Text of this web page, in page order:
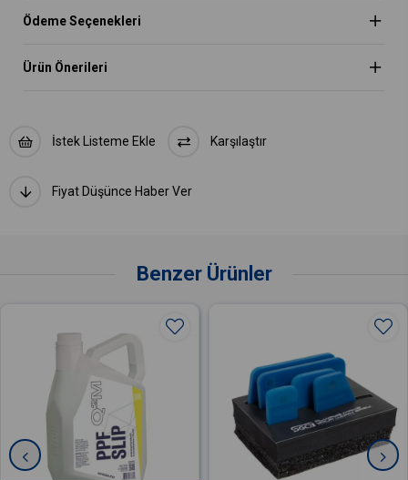
Ödeme Seçenekleri
Ürün Önerileri
İstek Listeme Ekle Karşılaştır
Fiyat Düşünce Haber Ver
Benzer Ürünler